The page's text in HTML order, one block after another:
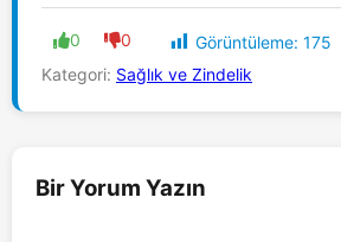
0 0 Görüntüleme: 175
Kategori: Sağlık ve Zindelik
Bir Yorum Yazın